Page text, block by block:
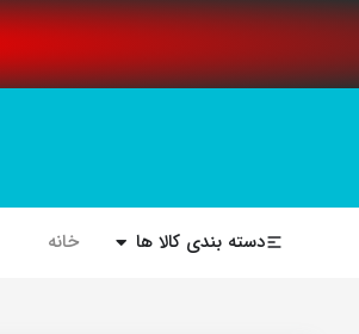
دسته بندی کالا ها خانه